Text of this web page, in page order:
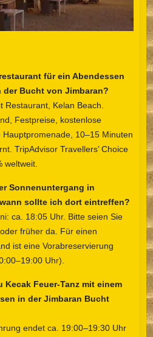
für ein Abendessen
Bucht von Jimbaran?
Restaurant, Kelan Beach.
Festpreise, kostenlose
10–15 Minuten
TripAdvisor Travellers’ Choice
weltweit.
Sonnenuntergang in
sollte ich dort eintreffen?
ca. 18:05 Uhr. Bitte seien Sie
früher da. Für einen
ist eine Vorabreservierung
Uhr).
Kecak Feuer-Tanz mit einem
in der Jimbaran Bucht
endet ca. 19:00–19:30 Uhr